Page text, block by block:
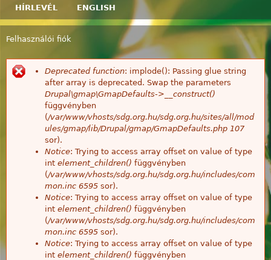
HÍRLEVÉL
ENGLISH
Jelenlegi hely
Felhasználói fiók
Hibaüzenet
Deprecated function: implode(): Passing glue string
after array is deprecated. Swap the parameters
Drupal\gmap\GmapDefaults->__construct()
függvényben
(/var/www/vhosts/sdg.org.hu/sdg.org.hu/sites/all/mod
ules/gmap/lib/Drupal/gmap/GmapDefaults.php 107
sor).
Notice: Trying to access array offset on value of type
int element_children() függvényben
(/var/www/vhosts/sdg.org.hu/sdg.org.hu/includes/com
mon.inc 6595 sor).
Notice: Trying to access array offset on value of type
int element_children() függvényben
(/var/www/vhosts/sdg.org.hu/sdg.org.hu/includes/com
mon.inc 6595 sor).
Notice: Trying to access array offset on value of type
int element_children() függvényben